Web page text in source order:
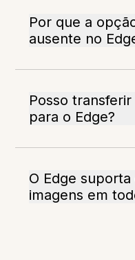
Por que a
ausente no
Posso
para o Edge?
O Edge
imagens em